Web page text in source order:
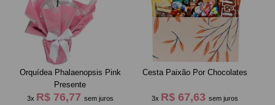
Orquídea Phalaenopsis Pink
Presente
3x R$ 76,77 sem juros
Cesta Paixão Por Chocolates
3x R$ 67,63sem juros